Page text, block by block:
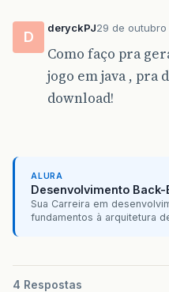
D
deryckPJ29 de
Como faço pra
jogo em java ,
download!
ALURA
Desenvolvimento Back-
Sua Carreira em
fundamentos à arquitetura
4 Respostas